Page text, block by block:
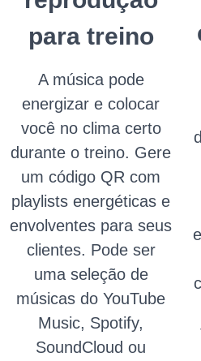
para treino
A música pode
energizar e colocar
você no clima certo
durante o treino. Gere
um código QR com
playlists energéticas e
envolventes para seus
clientes. Pode ser
uma seleção de
músicas do YouTube
Music, Spotify,
SoundCloud ou